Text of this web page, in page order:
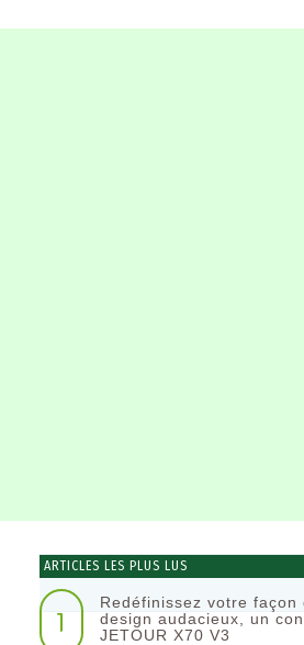
ARTICLES LES PLUS LUS
1
Redéfinissez votre
design audacieux, un
JETOUR X70 V3